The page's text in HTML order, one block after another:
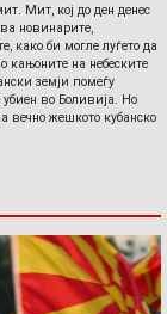
Мит, кој до ден денес
новинарите,
како би могле луѓето да
кањоните на небеските
земји помеѓу
во Боливија. Но
вечно жешкото кубанско